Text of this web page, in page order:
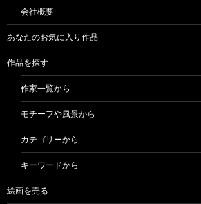
会社概要
あなたのお気に入り作品
作品を探す
作家一覧から
モチーフや風景から
カテゴリーから
キーワードから
絵画を売る